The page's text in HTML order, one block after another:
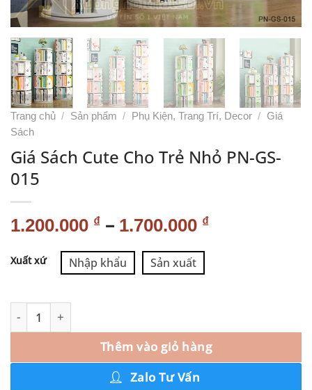
Trang chủ / Sản phẩm / Phụ Kiện, Trang Trí, Decor / Giá
Sách
Giá Sách Cute Cho Trẻ Nhỏ PN-GS-
015
1.200.000 ₫ – 1.700.000 ₫
Xuất xứ Nhập khẩu Sản xuất
Thêm vào giỏ hàng
Alternative:
Zalo Tư Vấn